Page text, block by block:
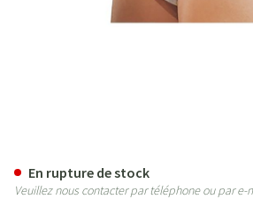
En rupture de stock
Veuillez nous contacter par téléphone ou par